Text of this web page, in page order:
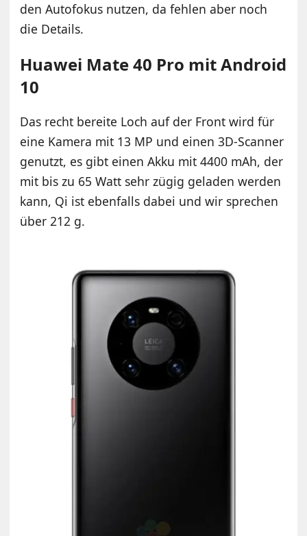
den Autofokus nutzen, da fehlen aber noch
die Details.
Huawei Mate 40 Pro mit Android
10
Das recht bereite Loch auf der Front wird für
eine Kamera mit 13 MP und einen 3D-Scanner
genutzt, es gibt einen Akku mit 4400 mAh, der
mit bis zu 65 Watt sehr zügig geladen werden
kann, Qi ist ebenfalls dabei und wir sprechen
über 212 g.